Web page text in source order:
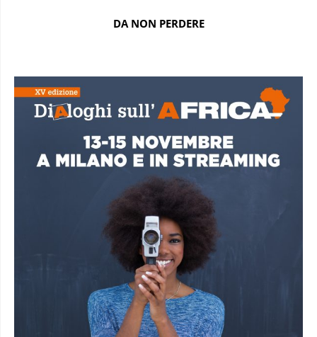
DA NON PERDERE